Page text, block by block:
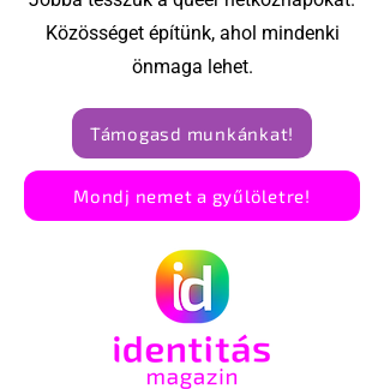
Közösséget építünk, ahol mindenki
önmaga lehet.
Támogasd munkánkat!
Mondj nemet a gyűlöletre!